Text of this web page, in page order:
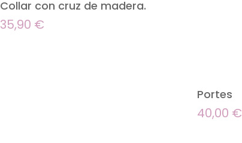
Collar con cruz de madera.
35,90 €
Portes
40,00 €